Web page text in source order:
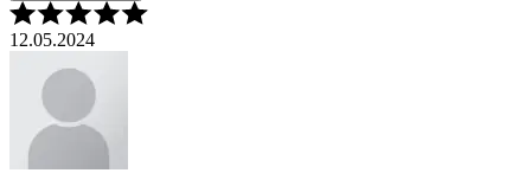
12.05.2024